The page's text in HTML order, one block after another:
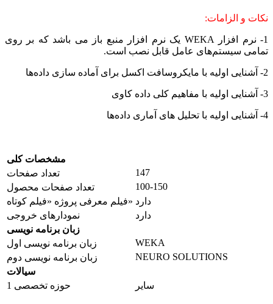
نکات و الزامات:
1- نرم افزار WEKA یک نرم افزار منبع باز می باشد که بر روی
تمامی سیستم‌های عامل قابل نصب است.
2- آشنایی اولیه با مایکروسافت اکسل برای آماده سازی داده‌ها
3- آشنایی اولیه با مفاهیم کلی داده کاوی
4- آشنایی اولیه با تحلیل های آماری داده‌ها
مشخصات کلی
تعداد صفحات
147
تعداد صفحات محصول
100-150
فیلم معرفی پروژه «فیلم کوتاه» دارد
نمودارهای خروجی
دارد
زبان برنامه نویسی
زبان برنامه نویسی اول
WEKA
زبان برنامه نویسی دوم
NEURO SOLUTIONS
سیالات
حوزه تخصصی 1
سایر